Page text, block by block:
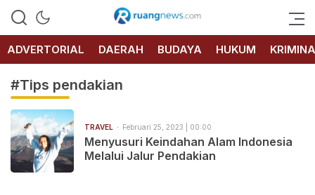
RUANG
NEWS
ADVERTORIAL
DAERAH BUDAYA HUKUM
#Tips pendakian
TRAVEL Februari 25, 2023 | 00:00
Menyusuri Keindahan Alam Indonesia
Melalui Jalur Pendakian